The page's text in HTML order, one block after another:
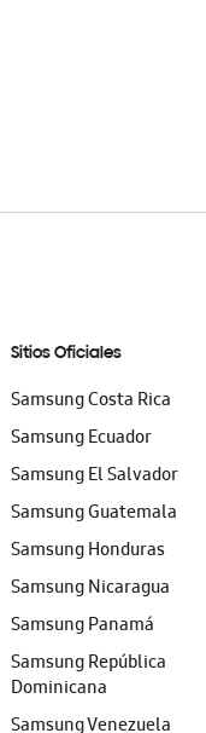
Sitios Oficiales
Samsung Costa Rica
Samsung Ecuador
Samsung El Salvador
Samsung Guatemala
Samsung Honduras
Samsung Nicaragua
Samsung Panamá
Samsung República
Dominicana
Samsung Venezuela